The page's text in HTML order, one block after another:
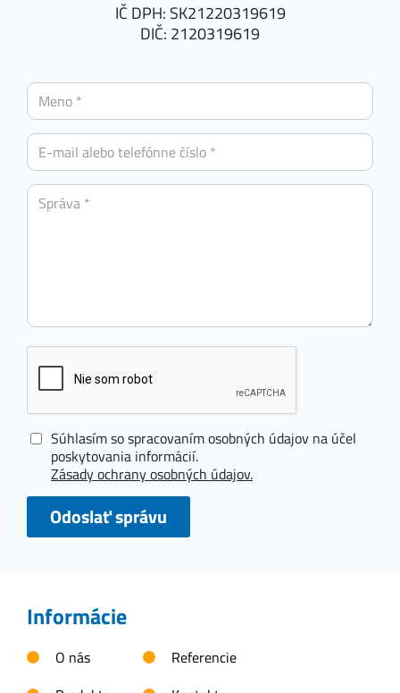
IČ DPH: SK21220319619
DIČ: 2120319619
Súhlasím so spracovaním osobných údajov na účel
poskytovania informácií.
Zásady ochrany osobných údajov.
Odoslať správu
Informácie
O nás
Referencie